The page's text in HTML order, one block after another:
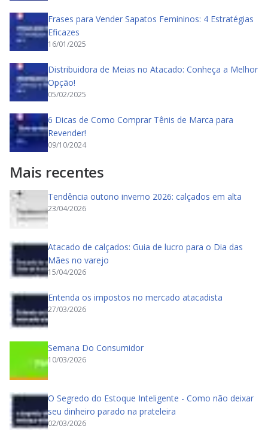
Frases para Vender Sapatos Femininos: 4 Estratégias
Eficazes
16/01/2025
Distribuidora de Meias no Atacado: Conheça a Melhor
Opção!
05/02/2025
6 Dicas de Como Comprar Tênis de Marca para
Revender!
09/10/2024
Mais recentes
Tendência outono inverno 2026: calçados em alta
23/04/2026
Atacado de calçados: Guia de lucro para o Dia das
Mães no varejo
15/04/2026
Entenda os impostos no mercado atacadista
27/03/2026
Semana Do Consumidor
10/03/2026
O Segredo do Estoque Inteligente - Como não deixar
seu dinheiro parado na prateleira
02/03/2026